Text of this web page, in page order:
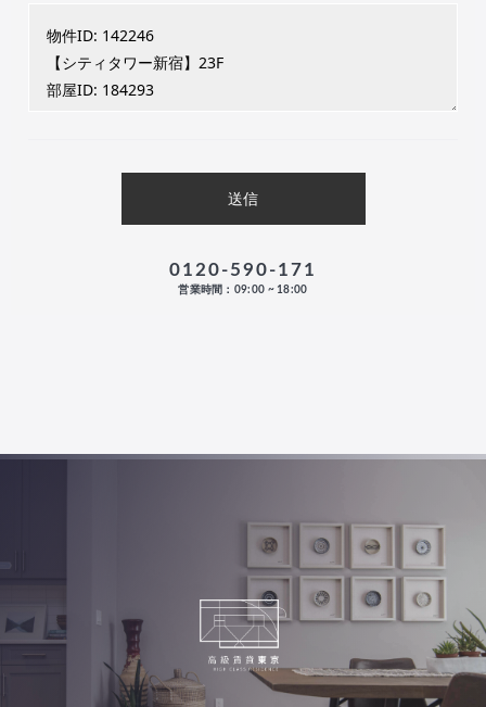
0120-590-171
営業時間：09:00 ~ 18:00